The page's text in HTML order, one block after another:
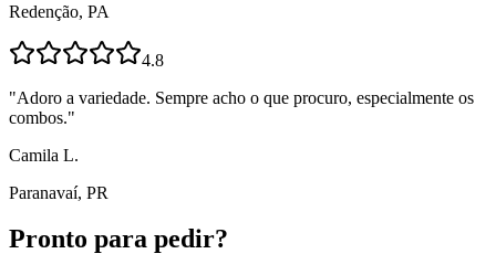
Redenção, PA
4.8
"Adoro a variedade. Sempre acho o que procuro, especialmente os
combos."
Camila L.
Paranavaí, PR
Pronto para pedir?